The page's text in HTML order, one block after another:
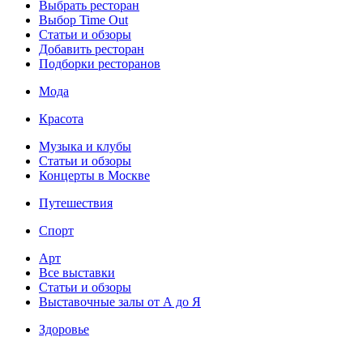
Выбрать ресторан
Выбор Time Out
Статьи и обзоры
Добавить ресторан
Подборки ресторанов
Мода
Красота
Музыка и клубы
Статьи и обзоры
Концерты в Москве
Путешествия
Спорт
Арт
Все выставки
Статьи и обзоры
Выставочные залы от А до Я
Здоровье